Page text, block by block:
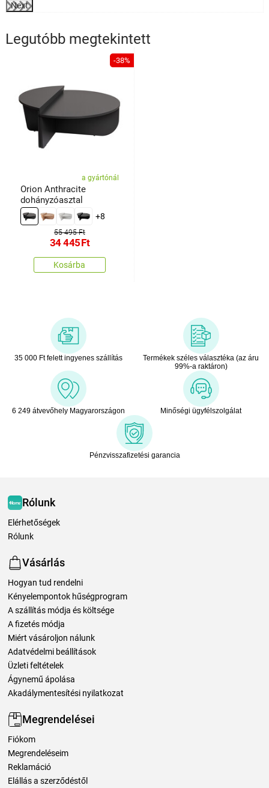
Next
Legutóbb megtekintett
-38%
a gyártónál
Orion Anthracite
dohányzóasztal
+8
55 495 Ft
34 445Ft
Kosárba
35 000 Ft felett ingyenes szállítás
Termékek széles választéka (az áru
99%-a raktáron)
6 249 átvevőhely Magyarországon Minőségi ügyfélszolgálat
Pénzvisszafizetési garancia
Rólunk
Elérhetőségek
Rólunk
Vásárlás
Hogyan tud rendelni
Kényelempontok hűségprogram
A szállítás módja és költsége
A fizetés módja
Miért vásároljon nálunk
Adatvédelmi beállítások
Üzleti feltételek
Ágynemű ápolása
Akadálymentesítési nyilatkozat
Megrendelései
Fiókom
Megrendeléseim
Reklamáció
Elállás a szerződéstől